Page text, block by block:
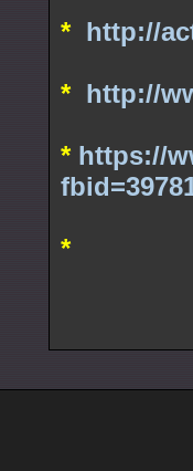
* http://
* http://
* https://
*